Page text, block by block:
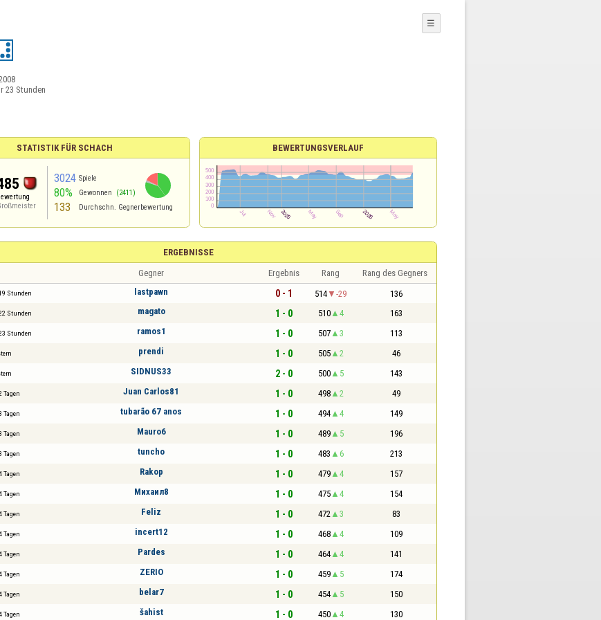
23 Stunden
☰
STATISTIK FÜR SCHACH
3024 Spiele
80% Gewonnen (2411)
133 Durchschn. Gegnerbewertung
BEWERTUNGSVERLAUF
ERGEBNISSE
Gegner Ergebnis Rang Rang des Gegners
Stunden lastpawn 0 - 1 514 -29 136
Stunden magato 1 - 0 510 4 163
Stunden ramos1 1 - 0 507 3 113
prendi 1 - 0 505 2 46
SIDNUS33 2 - 0 500 5 143
Tagen Juan Carlos81 1 - 0 498 2 49
Tagen tubarão 67 anos 1 - 0 494 4 149
Tagen Mauro6 1 - 0 489 5 196
Tagen tuncho 1 - 0 483 6 213
Tagen Rakop 1 - 0 479 4 157
Tagen Михаил8 1 - 0 475 4 154
Tagen Feliz 1 - 0 472 3 83
Tagen incert12 1 - 0 468 4 109
Tagen Pardes 1 - 0 464 4 141
Tagen ZERIO 1 - 0 459 5 174
Tagen belar7 1 - 0 454 5 150
Tagen šahist 1 - 0 450 4 130